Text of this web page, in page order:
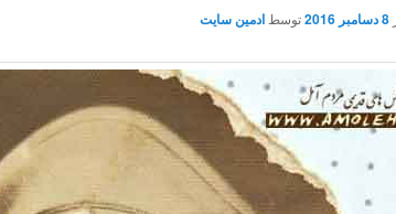
8 دسامبر 2016 توسط ادمین سایت